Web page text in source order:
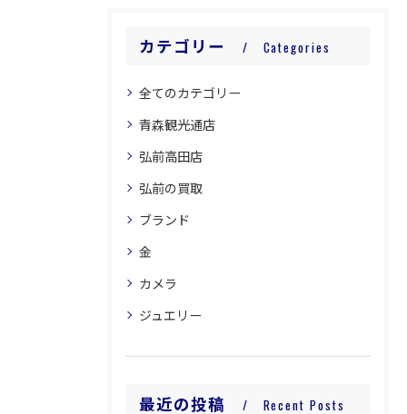
カテゴリー Categories
全てのカテゴリー
青森観光通店
弘前高田店
弘前の買取
ブランド
金
カメラ
ジュエリー
最近の投稿 Recent Posts